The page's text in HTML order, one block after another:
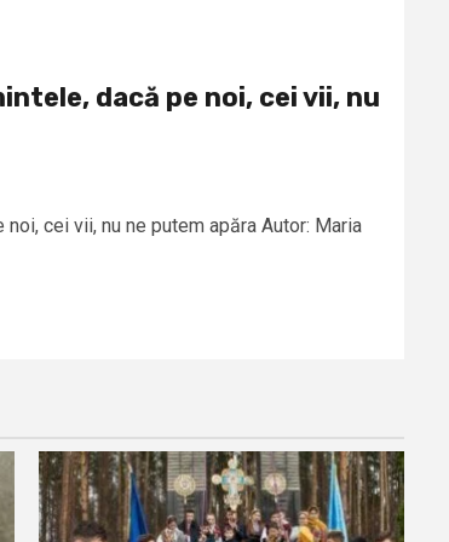
dacă pe noi, cei vii, nu
cei vii, nu ne putem apăra Autor: Maria